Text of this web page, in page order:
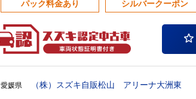
パック料金あり シルバークーポン
愛媛県 （株）スズキ自販松山 アリーナ大洲東